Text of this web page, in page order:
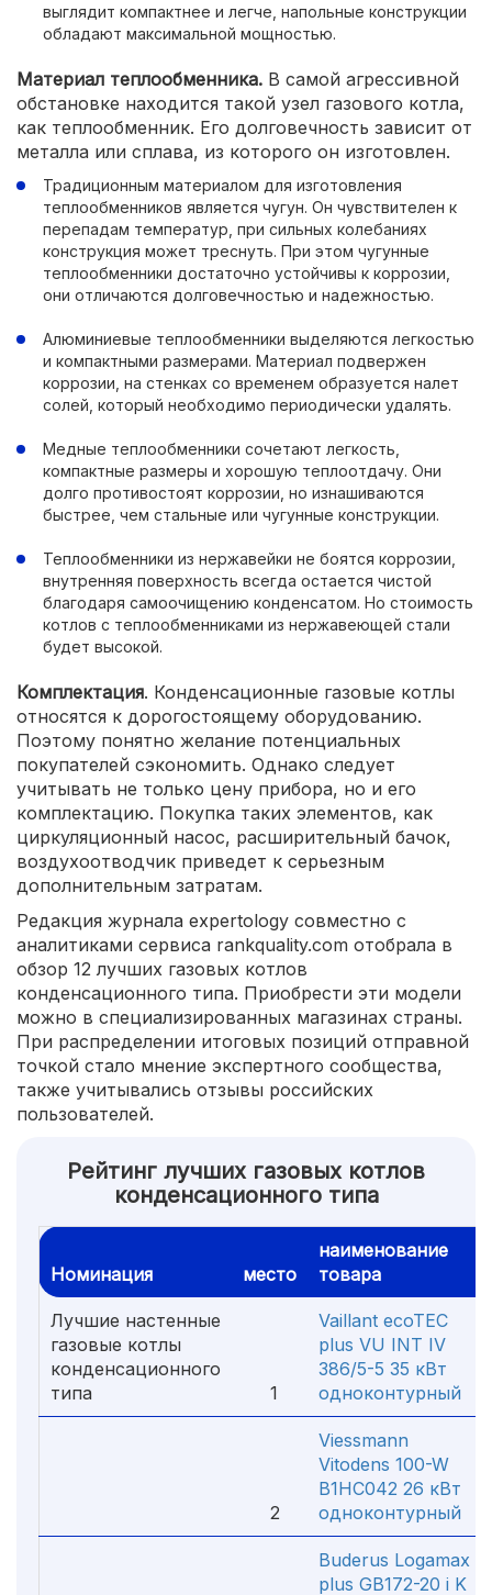
выглядит компактнее и легче, напольные конструкции
обладают максимальной мощностью.
Материал теплообменника. В самой агрессивной
обстановке находится такой узел газового котла,
как теплообменник. Его долговечность зависит от
металла или сплава, из которого он изготовлен.
Традиционным материалом для изготовления
теплообменников является чугун. Он чувствителен к
перепадам температур, при сильных колебаниях
конструкция может треснуть. При этом чугунные
теплообменники достаточно устойчивы к коррозии,
они отличаются долговечностью и надежностью.
Алюминиевые теплообменники выделяются легкостью
и компактными размерами. Материал подвержен
коррозии, на стенках со временем образуется налет
солей, который необходимо периодически удалять.
Медные теплообменники сочетают легкость,
компактные размеры и хорошую теплоотдачу. Они
долго противостоят коррозии, но изнашиваются
быстрее, чем стальные или чугунные конструкции.
Теплообменники из нержавейки не боятся коррозии,
внутренняя поверхность всегда остается чистой
благодаря самоочищению конденсатом. Но стоимость
котлов с теплообменниками из нержавеющей стали
будет высокой.
Комплектация. Конденсационные газовые котлы
относятся к дорогостоящему оборудованию.
Поэтому понятно желание потенциальных
покупателей сэкономить. Однако следует
учитывать не только цену прибора, но и его
комплектацию. Покупка таких элементов, как
циркуляционный насос, расширительный бачок,
воздухоотводчик приведет к серьезным
дополнительным затратам.
Редакция журнала expertology совместно с
аналитиками сервиса rankquality.com отобрала в
обзор 12 лучших газовых котлов
конденсационного типа. Приобрести эти модели
можно в специализированных магазинах страны.
При распределении итоговых позиций отправной
точкой стало мнение экспертного сообщества,
также учитывались отзывы российских
пользователей.
Рейтинг лучших газовых котлов
конденсационного типа
Номинация место
наименование
товара
Лучшие настенные
газовые котлы
конденсационного
типа
1
Vaillant ecoTEC
plus VU INT IV
386/5-5 35 кВт
одноконтурный
2
Viessmann
Vitodens 100-W
B1HC042 26 кВт
одноконтурный
Buderus Logamax
plus GB172-20 i K